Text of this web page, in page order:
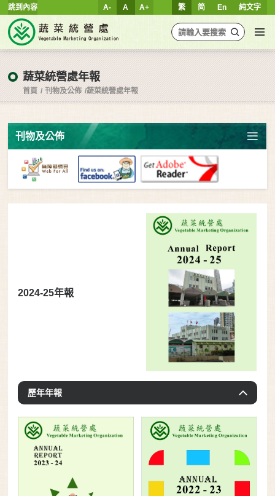
跳到內容 繁 简 En 純文字
A- A A+
蔬菜統營處年報
首頁 刊物及公佈 蔬菜統營處年報
刊物及公佈
2024-25年報
歷年年報